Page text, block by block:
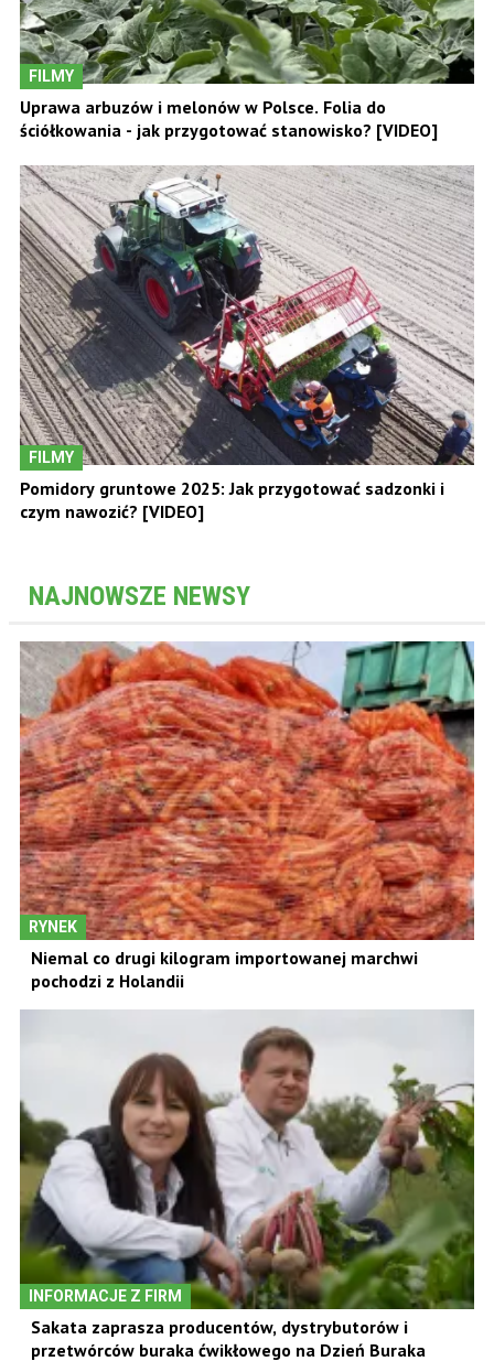
FILMY
Uprawa arbuzów i melonów w Polsce. Folia do
ściółkowania - jak przygotować stanowisko? [VIDEO]
FILMY
Pomidory gruntowe 2025: Jak przygotować sadzonki i
czym nawozić? [VIDEO]
NAJNOWSZE NEWSY
RYNEK
Niemal co drugi kilogram importowanej marchwi
pochodzi z Holandii
INFORMACJE Z FIRM
Sakata zaprasza producentów, dystrybutorów i
przetwórców buraka ćwikłowego na Dzień Buraka